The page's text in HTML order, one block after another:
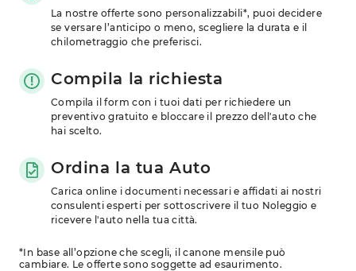
La nostre offerte sono personalizzabili*, puoi decidere
se versare l’anticipo o meno, scegliere la durata e il
chilometraggio che preferisci.
Compila la richiesta
Compila il form con i tuoi dati per richiedere un
preventivo gratuito e bloccare il prezzo dell'auto che
hai scelto.
Ordina la tua Auto
Carica online i documenti necessari e affidati ai nostri
consulenti esperti per sottoscrivere il tuo Noleggio e
ricevere l'auto nella tua città.
*In base all’opzione che scegli, il canone mensile può
cambiare. Le offerte sono soggette ad esaurimento.